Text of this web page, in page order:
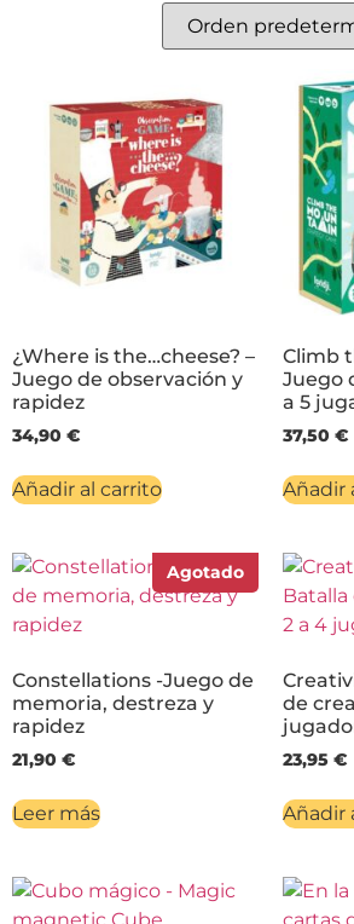
¿Where is the…cheese? –
Juego de observación y
rapidez
34,90 €
Añadir al carrito
Climb
Juego
a 5
37,50 €
Añadir
Agotado
Constellations -Juego de
memoria, destreza y
rapidez
21,90 €
Leer más
de
23,95 €
Añadir